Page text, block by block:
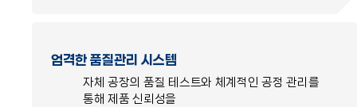
엄격한 품질관리 시스템
자체 공장의 품질 테스트와 체계적인 공정 관리를
통해 제품 신뢰성을